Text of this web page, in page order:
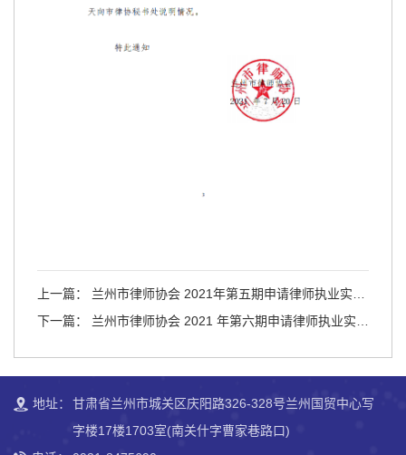
上一篇： 兰州市律师协会 2021年第五期申请律师执业实习
人员面试考核公示的通知
下一篇： 兰州市律师协会 2021 年第六期申请律师执业实习
地址：
甘肃省兰州市城关区庆阳路326-328号兰州国贸中心写
字楼17楼1703室(南关什字曹家巷路口)